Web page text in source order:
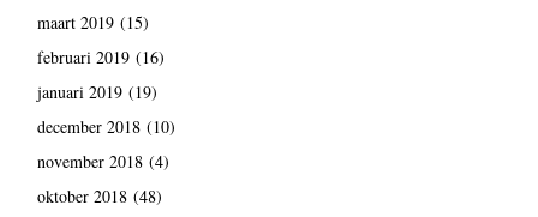
maart 2019(15)
februari 2019(16)
januari 2019(19)
december 2018(10)
november 2018(4)
oktober 2018(48)